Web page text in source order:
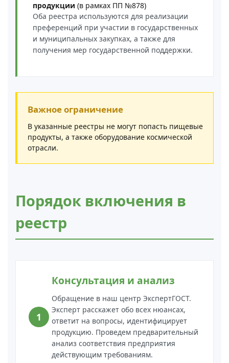
продукции (в рамках ПП №878)
Оба реестра используются для реализации
преференций при участии в государственных
и муниципальных закупках, а также для
получения мер государственной поддержки.
Важное ограничение
В указанные реестры не могут попасть пищевые
продукты, а также оборудование космической
отрасли.
Порядок включения в
реестр
Консультация и анализ
Обращение в наш центр ЭкспертГОСТ.
Эксперт расскажет обо всех нюансах,
ответит на вопросы, идентифицирует
продукцию. Проведем предварительный
анализ соответствия предприятия
действующим требованиям.